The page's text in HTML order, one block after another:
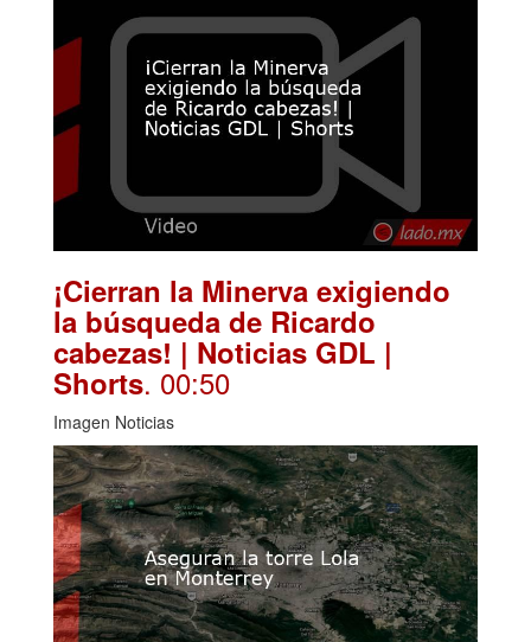
¡Cierran la Minerva exigiendo
la búsqueda de Ricardo
cabezas! | Noticias GDL |
Shorts. 00:50
Imagen Noticias